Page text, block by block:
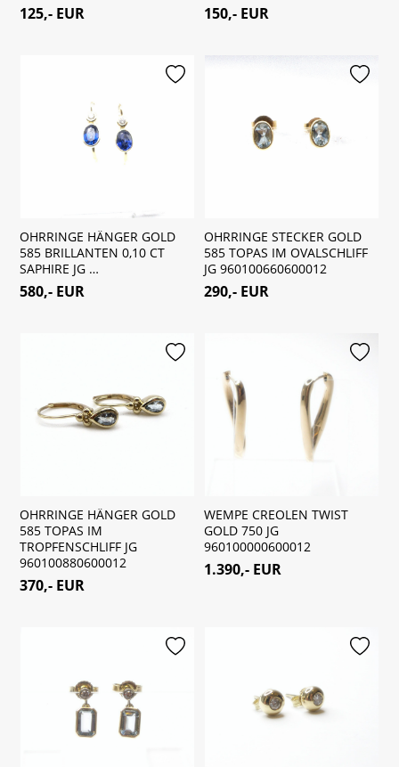
125,- EUR 150,- EUR
merken
OHRRINGE HÄNGER GOLD
585 BRILLANTEN 0,10 CT
SAPHIRE JG …
580,- EUR
merken
OHRRINGE STECKER GOLD
585 TOPAS IM OVALSCHLIFF
JG 960100660600012
290,- EUR
merken
OHRRINGE HÄNGER GOLD
585 TOPAS IM
TROPFENSCHLIFF JG
960100880600012
370,- EUR
merken
WEMPE CREOLEN TWIST
GOLD 750 JG
960100000600012
1.390,- EUR
merken merken